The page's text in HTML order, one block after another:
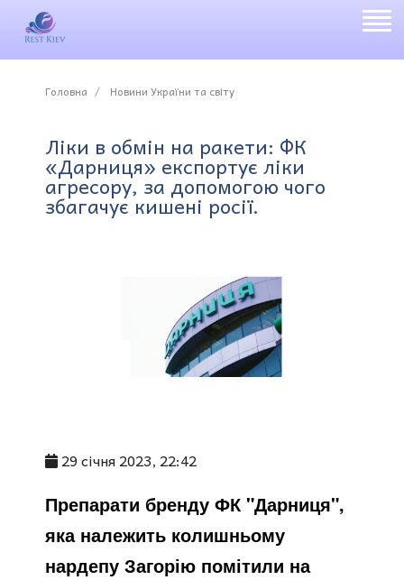
Головна Новини України та світу
Ліки в обмін на ракети: ФК
«Дарниця» експортує ліки
агресору, за допомогою чого
збагачує кишені росії.
29 січня 2023, 22:42
Препарати бренду ФК "Дарниця",
яка належить колишньому
нардепу Загорію помітили на